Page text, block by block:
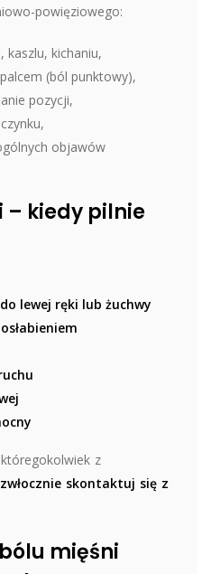
powięziowego:
kaszlu, kichaniu,
(ból punktowy),
pozycji,
objawów
– kiedy pilnie
lewej ręki lub żuchwy
z
skontaktuj się z
mięśni